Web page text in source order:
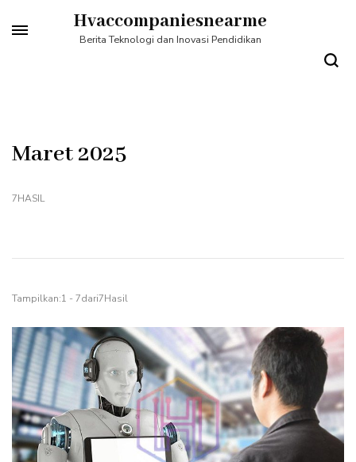
ke
Hvaccompaniesnearme
Berita Teknologi dan Inovasi Pendidikan
Maret 2025
7HASIL
Tampilkan:1 - 7dari7Hasil